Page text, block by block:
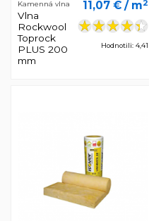
Kamenná vlna
Vlna
Rockwool
Toprock
PLUS 200
mm
11,07 € / m2
Hodnotili: 4,41